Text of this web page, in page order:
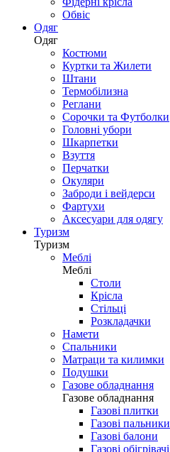
Обвіс
Одяг
Одяг
Костюми
Куртки та Жилети
Штани
Термобілизна
Реглани
Сорочки та Футболки
Головні убори
Шкарпетки
Взуття
Перчатки
Окуляри
Заброди і вейдерси
Фартухи
Аксесуари для одягу
Туризм
Туризм
Меблі
Меблі
Столи
Крісла
Стільці
Розкладачки
Намети
Спальники
Матраци та килимки
Подушки
Газове обладнання
Газове обладнання
Газові плитки
Газові пальники
Газові балони
Газові обігрівачі